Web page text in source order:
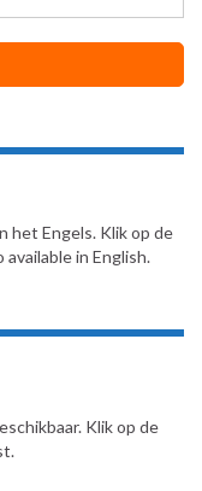
het Engels. Klik op de
in English.
Klik op de